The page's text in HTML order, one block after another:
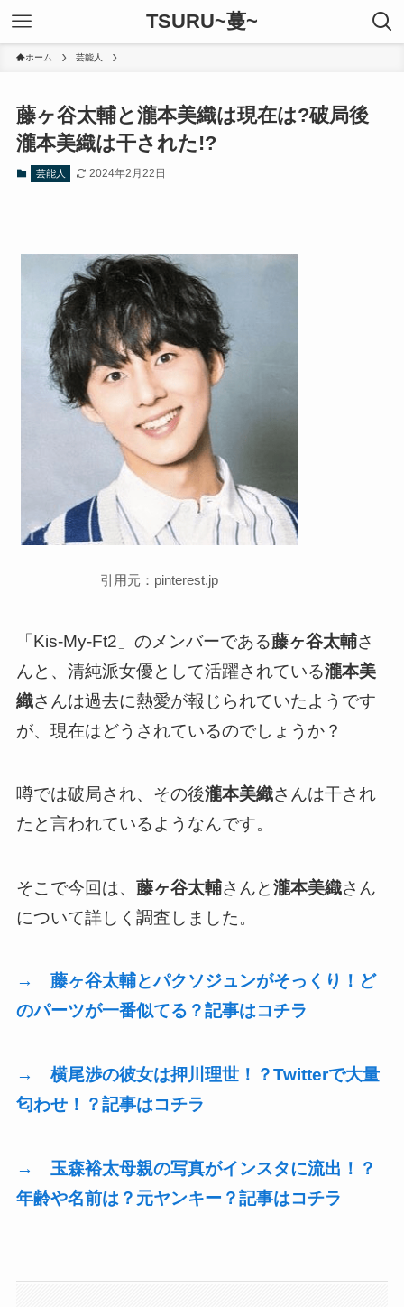
TSURU~蔓~
ホーム 芸能人
藤ヶ谷太輔と瀧本美織は現在は?破局後
瀧本美織は干された!?
芸能人 2024年2月22日
引用元：pinterest.jp
「Kis-My-Ft2」のメンバーである藤ヶ谷太輔さ
んと、清純派女優として活躍されている瀧本美
織さんは過去に熱愛が報じられていたようです
が、現在はどうされているのでしょうか？
噂では破局され、その後瀧本美織さんは干され
たと言われているようなんです。
そこで今回は、 藤ヶ谷太輔さんと瀧本美織さん
について詳しく調査しました。
→ 藤ヶ谷太輔とパクソジュンがそっくり！ど
のパーツが一番似てる？記事はコチラ
→ 横尾渉の彼女は押川理世！？Twitterで大量
匂わせ！？記事はコチラ
→ 玉森裕太母親の写真がインスタに流出！？
年齢や名前は？元ヤンキー？記事はコチラ